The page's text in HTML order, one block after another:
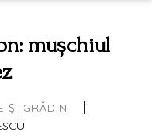
mușchiul
ȘI GRĂDINI |